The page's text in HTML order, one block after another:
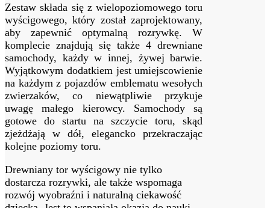
Zestaw składa się z ⁢wielopoziomowego toru
wyścigowego, który został zaprojektowany,
aby ⁢zapewnić optymalną rozrywkę. W
komplecie znajdują się także 4 drewniane
samochody, każdy w ‍innej, żywej barwie.
Wyjątkowym dodatkiem jest umiejscowienie
na każdym z pojazdów emblematu wesołych
zwierzaków, co ⁣niewątpliwie przykuje
uwagę małego kierowcy. Samochody ⁤są
gotowe do‍ startu na szczycie toru, skąd
zjeżdżają w dół, elegancko przekraczając
kolejne poziomy toru.
Drewniany​ tor wyścigowy nie tylko
‌dostarcza rozrywki, ale także wspomaga
rozwój wyobraźni ​i naturalną ciekawość